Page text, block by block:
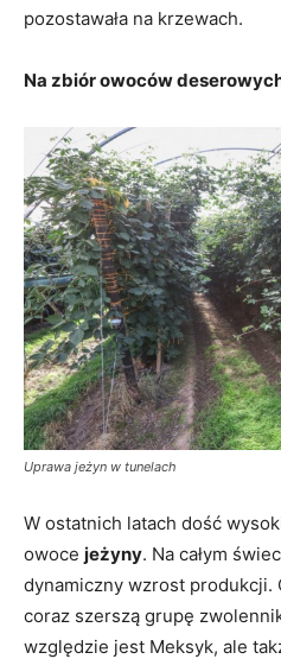
pozostawała na krzewach.
Na zbiór owoców
Uprawa jeżyn w tunelach
W ostatnich latach dość
owoce jeżyny. Na całym
dynamiczny wzrost produkcji.
coraz szerszą grupę
względzie jest Meksyk, ale